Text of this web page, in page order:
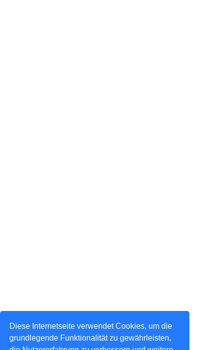
Diese Internetseite verwendet Cookies, um die
grundlegende Funktionalität zu gewährleisten,